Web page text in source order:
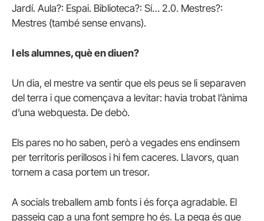
Jardí. Aula?: Espai. Biblioteca?: Sí… 2.0. Mestres?:
Mestres (també sense envans).
I els alumnes, què en diuen?
Un dia, el mestre va sentir que els peus se li separaven
del terra i que començava a levitar: havia trobat l’ànima
d’una webquesta. De debò.
Els pares no ho saben, però a vegades ens endinsem
per territoris perillosos i hi fem caceres. Llavors, quan
tornem a casa portem un tresor.
A socials treballem amb fonts i és força agradable. El
passeig cap a una font sempre ho és. La pega és que